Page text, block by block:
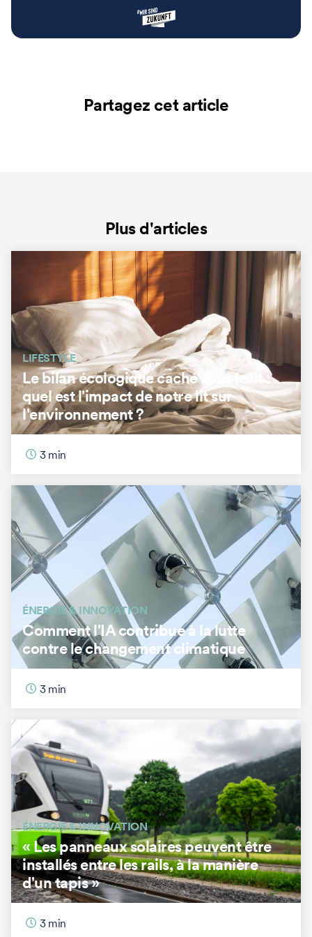
Partagez cet article
Plus d'articles
LIFESTYLE
Le bilan écologique caché sous le lit :
quel est l'impact de notre lit sur
l'environnement ?
3min
ÉNERGIE & INNOVATION
Comment l'IA contribue à la lutte
contre le changement climatique
3min
ÉNERGIE & INNOVATION
« Les panneaux solaires peuvent être
installés entre les rails, à la manière
d'un tapis »
3min